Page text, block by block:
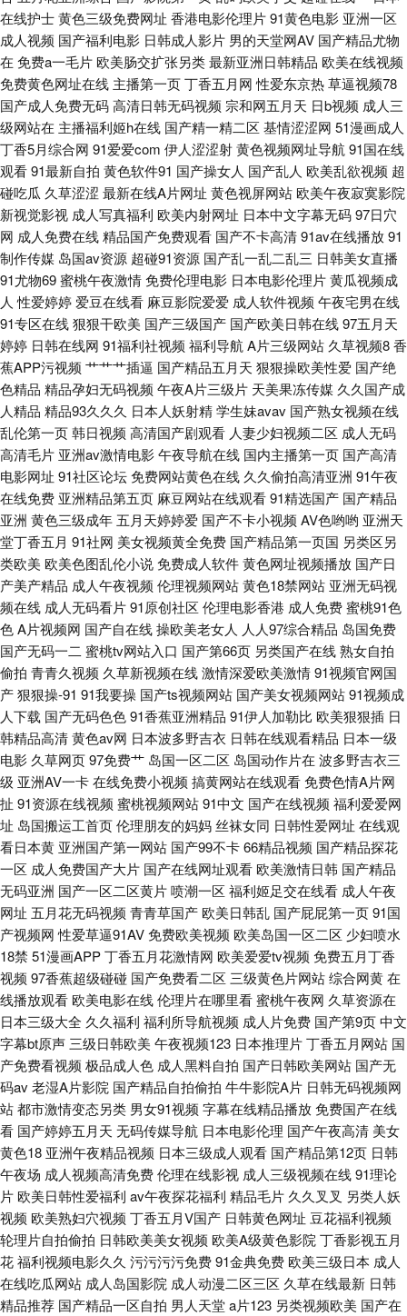
福利导航 91户外露出 亚洲综合春 三级三级AV导航 欧美三级色图 91豆花解
析 欧美黄色大片 豆花社区视频图片 超碰人人艹 久久草超碰 婷婷色播天堂 国
产黄色高清网站 亚洲黄色网址大全 福利社性交A片 日韩乱轮视频 涩涩色导
航 午夜肏屄网 WWWWWW色 韩国AV网2 国产91精 俺去也最新 国家密码2
久久草草热国产 听听深爱激情网 97超碰人人操射 变态另类无码 国产呦交精
品视频 国产亚洲日本 91嫂子在线 亚洲日逼视频 精品挑选伊人国产 91给我女
成人 久久伊人视频 91自慰喷水 人妖操伪娘 亚洲超碰青青人人 在线超碰91
婷婷四色超碰 日本欧美国产综合 欧美曰曰 欧美被艹 精品第一页 国产tv六区
操操人人 91色情影院 97人人草人人爱 91啪啪视频 中文AV三级 成人不卡 伊
人久久网站 欧美太性交 豆花社区吃瓜 麻豆视频18 护士AV采精AV 五月天超
碰在线 欧美男女性生活 91足交网 青青操网 91入口黑丝 国产精品电影 亚洲
人成人网站在
在线护士黄色三级免费网址 香港电影伦理片91黄色电影 亚洲一区
成人视频 国产福利电影 日韩成人影片 男的天堂网AV 国产精品尤物
在 免费a一毛片 欧美肠交扩张另类最新亚洲日韩精品 欧美在线视频
免费黄色网址在线 主播第一页丁香五月网 性爱东京热草逼视频78
国产成人免费无码高清日韩无码视频 宗和网五月天 日b视频 成人三
级网站在 主播福利姬h在线 国产精一精二区 基情涩涩网 51漫画成人
丁香5月综合网 91爱爱com 伊人涩涩射黄色视频网址导航 91国在线
观看91最新自拍 黄色软件91 国产操女人 国产乱人 欧美乱欲视频 超
碰吃瓜 久草涩涩 最新在线A片网址 黄色视屏网站 欧美午夜寂寞影院
新视觉影视 成人写真福利 欧美内射网址 日本中文字幕无码97日穴
网 成人免费在线精品国产免费观看 国产不卡高清91av在线播放91
制作传媒 岛国av资源 超碰91资源 国产乱一乱二乱三 日韩美女直播
91尤物69蜜桃午夜激情免费伦理电影 日本电影伦理片黄瓜视频成
人 性爱婷婷 爱豆在线看 麻豆影院爱爱 成人软件视频 午夜宅男在线
91专区在线狠狠干欧美 国产三级国产 国产欧美日韩在线97五月天
婷婷 日韩在线网 91福利社视频 福利导航 A片三级网站 久草视频8香
蕉APP污视频 艹艹艹插逼 国产精品五月天 狠狠操欧美性爱 国产绝
色精品 精品孕妇无码视频 午夜A片三级片 天美果冻传媒 久久国产成
人精品 精品93久久久 日本人妖射精学生妹avav 国产熟女视频在线
乱伦第一页韩日视频 高清国产剧观看 人妻少妇视频二区 成人无码
高清毛片 亚洲av激情电影午夜导航在线 国内主播第一页 国产高清
电影网址 91社区论坛免费网站黄色在线 久久偷拍高清亚洲 91午夜
在线免费 亚洲精品第五页 麻豆网站在线观看91精选国产 国产精品
亚洲 黄色三级成年 五月天婷婷爱 国产不卡小视频 AV色哟哟 亚洲天
堂丁香五月 91社网 美女视频黄全免费 国产精品第一页国 另类区另
类欧美 欧美色图乱伦小说免费成人软件黄色网址视频播放 国产日
产美产精品 成人午夜视频 伦理视频网站黄色18禁网站 亚洲无码视
频在线 成人无码看片91原创社区 伦理电影香港 成人免费蜜桃91色
色A片视频网 国产自在线操欧美老女人 人人97综合精品 岛国免费
国产无码一二 蜜桃tv网站入口 国产第66页 另类国产在线熟女自拍
偷拍 青青久视频 久草新视频在线激情深爱欧美激情91视频官网国
产狠狠操-91 91我要操 国产ts视频网站 国产美女视频网站91视频成
人下载 国产无码色色91香蕉亚洲精品 91伊人加勒比 欧美狠狠插 日
韩精品高清黄色av网 日本波多野吉衣 日韩在线观看精品 日本一级
电影 久草网页97免费艹 岛国一区二区 岛国动作片在 波多野吉衣三
级 亚洲AV一卡在线免费小视频 搞黄网站在线观看免费色情A片网
扯 91资源在线视频 蜜桃视频网站91中文 国产在线视频 福利爱爱网
址 岛国搬运工首页伦理朋友的妈妈丝袜女同 日韩性爱网址 在线观
看日本黄 亚洲国产第一网站 国产99不卡66精品视频 国产精品探花
一区 成人免费国产大片 国产在线网址观看 欧美激情日韩 国产精品
无码亚洲 国产一区二区黄片喷潮一区 福利姬足交在线看 成人午夜
网址 五月花无码视频 青青草国产 欧美日韩乱 国产屁屁第一页91国
产视频网 性爱草逼91AV免费欧美视频 欧美岛国一区二区 少妇喷水
18禁 51漫画APP丁香五月花激情网 欧美爱爱tv视频 免费五月丁香
视频 97香蕉超级碰碰 国产免费看二区 三级黄色片网站综合网黄在
线播放观看 欧美电影在线伦理片在哪里看蜜桃午夜网 久草资源在
日本三级大全 久久福利 福利所导航视频 成人片免费 国产第9页中文
字幕bt原声 三级日韩欧美午夜视频123 日本推理片丁香五月网站 国
产免费看视频 极品成人色 成人黑料自拍 国产日韩欧美网站 国产无
码av老湿A片影院 国产精品自拍偷拍 牛牛影院A片 日韩无码视频网
站都市激情变态另类 男女91视频 字幕在线精品播放免费国产在线
看 国产婷婷五月天 无码传媒导航 日本电影伦理 国产午夜高清 美女
黄色18 亚洲午夜精品视频 日本三级成人观看 国产精品第12页 日韩
午夜场 成人视频高清免费伦理在线影视 成人三级视频在线91理论
片 欧美日韩性爱福利 av午夜探花福利 精品毛片 久久叉叉 另类人妖
视频 欧美熟妇穴视频 丁香五月V国产 日韩黄色网址 豆花福利视频
轮理片自拍偷拍 日韩欧美美女视频 欧美A级黄色影院 丁香影视五月
花福利视频电影久久 污污污污免费91金典免费 欧美三级日本 成人
在线吃瓜网站 成人岛国影院 成人动漫二区三区 久草在线最新 日韩
精品推荐 国产精品一区自拍 男人天堂a片123 另类视频欧美 国产在